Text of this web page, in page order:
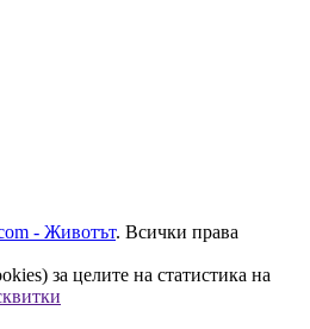
- Животът. Всички права
за целите на статистика на